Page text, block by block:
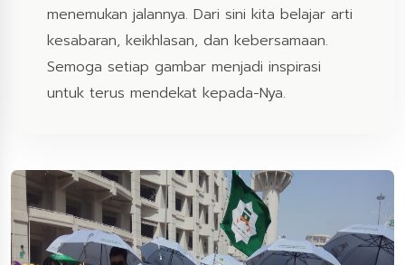
menemukan jalannya. Dari sini kita belajar arti
kesabaran, keikhlasan, dan kebersamaan.
Semoga setiap gambar menjadi inspirasi
untuk terus mendekat kepada-Nya.